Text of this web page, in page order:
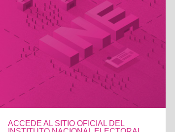
ACCEDE AL SITIO OFICIAL DEL